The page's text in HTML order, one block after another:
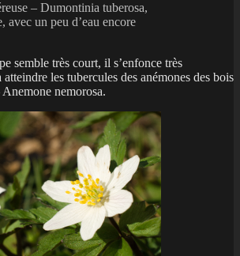
– Dumontinia tuberosa,
avec un peu d’eau encore
semble très court, il s’enfonce très
les tubercules des anémones des bois
nemorosa.